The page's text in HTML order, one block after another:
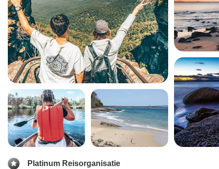
Platinum Reisorganisatie